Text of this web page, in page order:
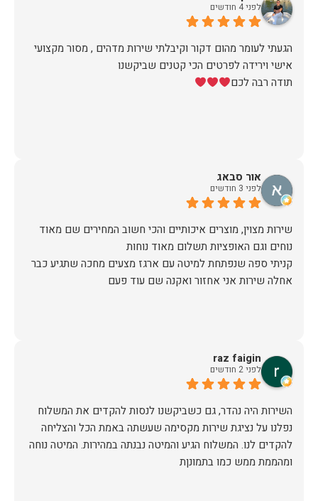
ערב לפני ההגעה של המוביל (יובל) הוא התקשר לוודא כתובת
תודה לכם הום דקור, אתם דוגמא ומופת לאיך חנויות צריכות
לפני 4 חודשים
הגעתי לעומר מהום דקור וקיבלתי שירות מדהים , מסור מקצועי
תודה רבה לכם
אור סבאג
לפני 3 חודשים
שירות מצוין, מוצרים איכותיים והכי חשוב המחירים שם מאוד
קניתי ספה שנפתחת למיטה עם ארגז מצעים מחכה שתגיע כבר
אחלה שירות אני אחזור ואקנה שם עוד פעם
raz faigin
לפני 2 חודשים
השירות היה נהדר, גם כשביקשנו לנסות להקדים את המשלוח
נפלנו על נציגת שירות מקסימה שעשתה באמת הכל והצליחה
להקדים לנו. המשלוח הגיע והמיטה נבנתה במהירות. המיטה נוחה
ומהממת ממש כמו בתמונןת